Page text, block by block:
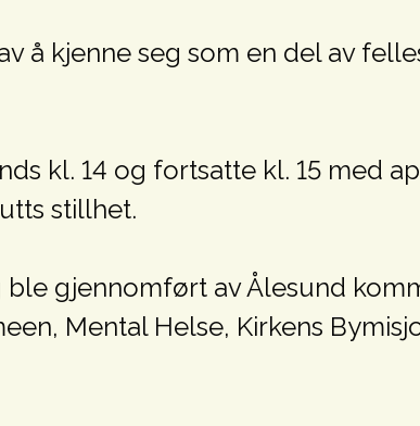
å kjenne seg som en del av
kl. 14 og fortsatte kl. 15 med
stillhet.
gjennomført av Ålesund
Mental Helse, Kirkens